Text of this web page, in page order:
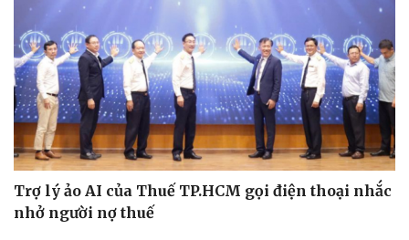
Trợ lý ảo AI của Thuế TP.HCM gọi điện thoại nhắc
nhở người nợ thuế